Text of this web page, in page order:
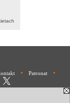
• Patronat •